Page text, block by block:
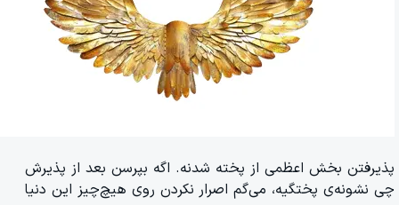
پذیرفتن بخش اعظمی از پخته شدنه. اگه بپرسن بعد از پذیرش
چی نشونه‌ی پختگیه، می‌گم اصرار نکردن روی هیچ‌چیز این دنیا